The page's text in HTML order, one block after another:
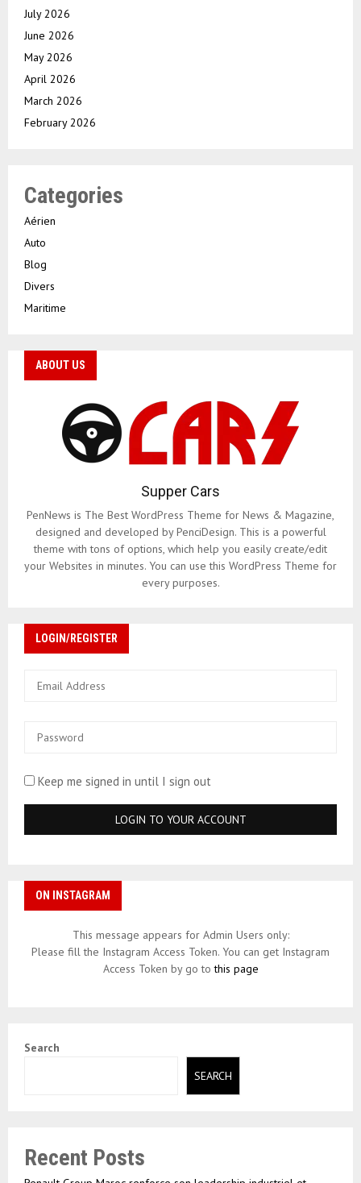
July 2026
June 2026
May 2026
April 2026
March 2026
February 2026
Categories
Aérien
Auto
Blog
Divers
Maritime
ABOUT US
Supper Cars
PenNews is The Best WordPress Theme for News & Magazine,
designed and developed by PenciDesign. This is a powerful
theme with tons of options, which help you easily create/edit
your Websites in minutes. You can use this WordPress Theme for
every purposes.
LOGIN/REGISTER
Keep me signed in until I sign out
ON INSTAGRAM
This message appears for Admin Users only:
Please fill the Instagram Access Token. You can get Instagram
Access Token by go tothis page
Search
SEARCH
Recent Posts